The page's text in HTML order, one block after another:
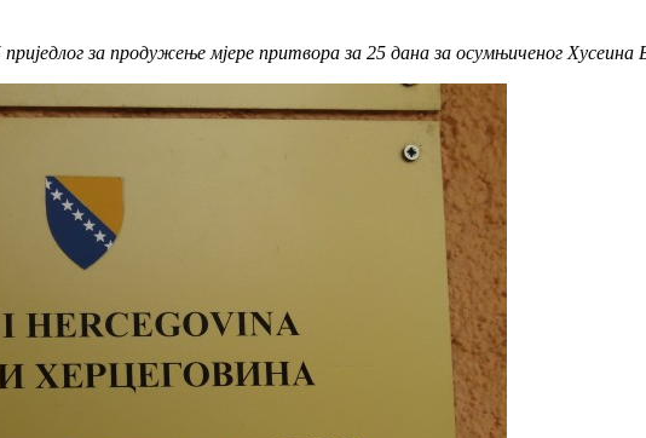
за продужење мјере притвора за 25 дана за осумњиченог Хусеина